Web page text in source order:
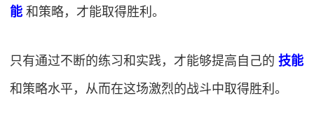
能 和策略，才能取得胜利。
只有通过不断的练习和实践，才能够提高自己的 技能
和策略水平，从而在这场激烈的战斗中取得胜利。